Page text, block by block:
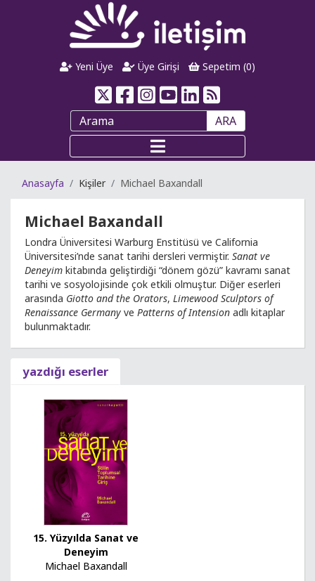
Yeni Üye Üye Girişi Sepetim (0)
ARA
Anasayfa Kişiler Michael Baxandall
Michael Baxandall
Londra Üniversitesi Warburg Enstitüsü ve California
Üniversitesi’nde sanat tarihi dersleri vermiştir. Sanat ve
Deneyim kitabında geliştirdiği “dönem gözü” kavramı sanat
tarihi ve sosyolojisinde çok etkili olmuştur. Diğer eserleri
arasında Giotto and the Orators, Limewood Sculptors of
Renaissance Germany ve Patterns of Intension adlı kitaplar
bulunmaktadır.
yazdığı eserler
15. Yüzyılda Sanat ve
Deneyim
Michael Baxandall